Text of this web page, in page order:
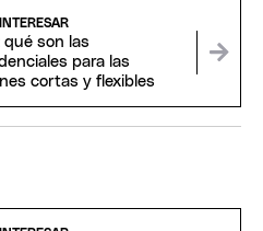
qué son las
para las
cortas y flexibles